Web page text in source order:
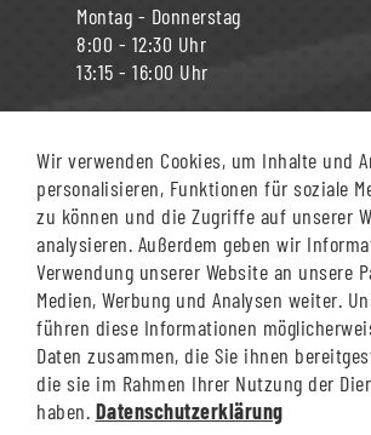
Montag - Donnerstag
8:00 - 12:30 Uhr
13:15 - 16:00 Uhr
Freitag
Siegburg Bahnhof
Montag - Donnerstag
8:00 - 12:30 Uhr
13:15 - 18:00 Uhr
Freitag
8:00 - 12:30 Uhr
Wir verwenden Cookies, um Inhalte und
personalisieren, Funktionen für soziale
zu können und die Zugriffe auf unserer
analysieren. Außerdem geben wir
Verwendung unserer Website an unsere
Medien, Werbung und Analysen weiter.
führen diese Informationen
Daten zusammen, die Sie ihnen
die sie im Rahmen Ihrer Nutzung der
haben. Datenschutzerklärung